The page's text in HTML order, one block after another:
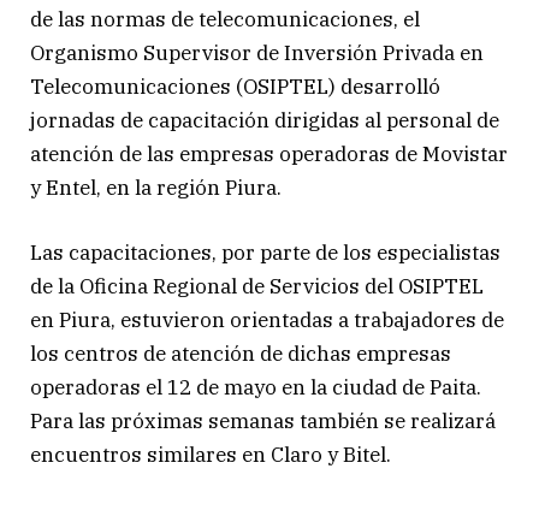
de las normas de telecomunicaciones, el
Organismo Supervisor de Inversión Privada en
Telecomunicaciones (OSIPTEL) desarrolló
jornadas de capacitación dirigidas al personal de
atención de las empresas operadoras de Movistar
y Entel, en la región Piura.
Las capacitaciones, por parte de los especialistas
de la Oficina Regional de Servicios del OSIPTEL
en Piura, estuvieron orientadas a trabajadores de
los centros de atención de dichas empresas
operadoras el 12 de mayo en la ciudad de Paita.
Para las próximas semanas también se realizará
encuentros similares en Claro y Bitel.